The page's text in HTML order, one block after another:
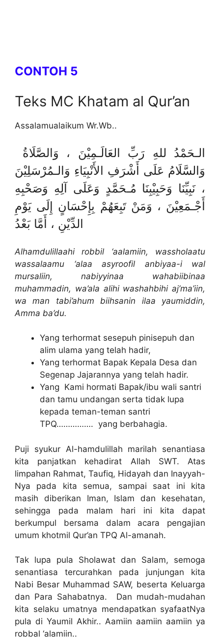
CONTOH 5
Teks MC Khatam al Qur’an
Assalamualaikum Wr.Wb..
وَالسَّلَامُ عَلَى أَشْرَفِ الأَنْبِيَاءِ وَالـمُرْسَلِيْنَ
، نَبِيِّنَا وَحَبِيْبِنَا مُـحَمَّدٍ وَعَلَى آلِهِ وَصَحْبِهِ
أَجْـمَعِيْنَ ، وَمَنْ تَبِعَهُمْ بِإِحْسَانٍ إِلَى يَوْمِ
الدِّيْنِ ، أَمَّا بَعْدُ
Alhamdulillaahi robbil ‘aalamiin, wassholaatu
wassalaamu ‘alaa asyroofil anbiyaa-i wal
mursaliin, nabiyyinaa wahabiibinaa
muhammadin, wa’ala alihi washahbihi aj’ma’iin,
wa man tabi’ahum biihsanin ilaa yaumiddin,
Amma ba’du.
Yang terhormat sesepuh pinisepuh dan
alim ulama yang telah hadir,
Yang terhormat Bapak Kepala Desa dan
Segenap Jajarannya yang telah hadir.
Yang Kami hormati Bapak/ibu wali santri
dan tamu undangan serta tidak lupa
kepada teman-teman santri
TPQ……………. yang berbahagia.
Puji syukur Al-hamdulillah marilah senantiasa
kita panjatkan kehadirat Allah SWT. Atas
limpahan Rahmat, Taufiq, Hidayah dan Inayyah-
Nya pada kita semua, sampai saat ini kita
masih diberikan Iman, Islam dan kesehatan,
sehingga pada malam hari ini kita dapat
berkumpul bersama dalam acara pengajian
umum khotmil Qur’an TPQ Al-amanah.
Tak lupa pula Sholawat dan Salam, semoga
senantiasa tercurahkan pada junjungan kita
Nabi Besar Muhammad SAW, beserta Keluarga
dan Para Sahabatnya. Dan mudah-mudahan
kita selaku umatnya mendapatkan syafaatNya
pula di Yaumil Akhir.. Aamiin aamiin aamiin ya
robbal ‘alamiin..